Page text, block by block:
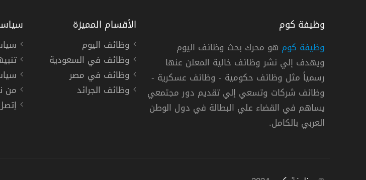
وزارة الصناعة والثروة المعدنية السعودية تعلن 13
وزارة الصناعة والثروة المعدنية
وظيفة كوم
وظيفة كوم هو محرك بحث وظائف اليوم
ويهدف إلي نشر وظائف خالية المعلن عنها
رسمياً مثل وظائف حكومية - وظائف عسكرية -
وظائف شركات وتسعي إلي تقديم دور مجتمعي
يساهم في القضاء علي البطالة في دول الوطن
العربي بالكامل.
الأقسام المميزة
وظائف اليوم
وظائف في السعودية
وظائف في مصر
وظائف الجرائد
من